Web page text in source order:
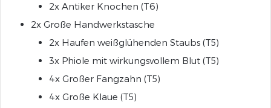
2x Antiker Knochen (T6)
2x Große Handwerkstasche
2x Haufen weißglühenden Staubs (T5)
3x Phiole mit wirkungsvollem Blut (T5)
4x Großer Fangzahn (T5)
4x Große Klaue (T5)